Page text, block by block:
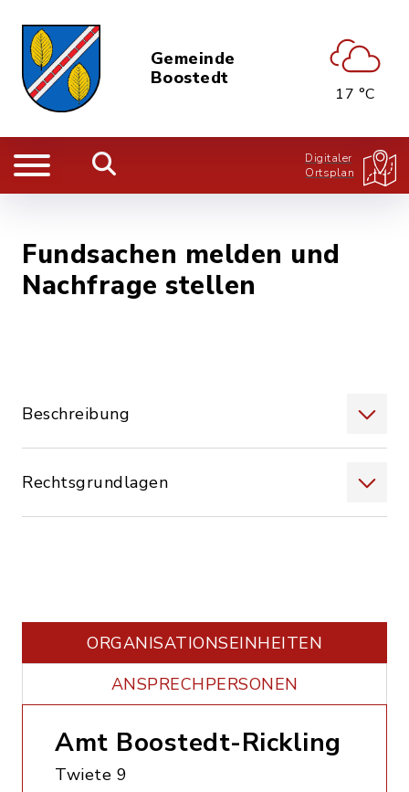
Gemeinde
Boostedt
17 °C
Digitaler
Ortsplan
Fundsachen melden und
Nachfrage stellen
Beschreibung
Rechtsgrundlagen
ORGANISATIONS­EINHEITEN
ANSPRECHPERSONEN
Amt Boostedt-Rickling
Twiete 9